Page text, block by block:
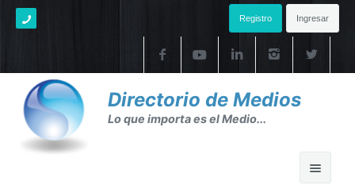
Registro Ingresar
Directorio de Medios
Lo que importa es el Medio...